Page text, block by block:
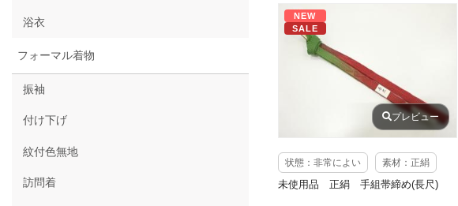
浴衣
フォーマル着物
振袖
付け下げ
紋付色無地
訪問着
NEW
SALE
プレビュー
状態：非常によい 素材：正絹
未使用品 正絹 手組帯締め(長尺)